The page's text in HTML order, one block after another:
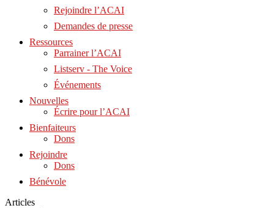
Rejoindre l’ACAI
Demandes de presse
Ressources
Parrainer l’ACAI
Listserv - The Voice
Événements
Nouvelles
Écrire pour l’ACAI
Bienfaiteurs
Dons
Rejoindre
Dons
Bénévole
Articles